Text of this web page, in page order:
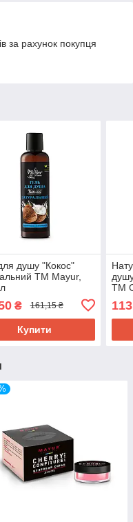
за рахунок покупця
душу "Кокос"
TM Mayur,
₴ 161,15 ₴
Купити
TM